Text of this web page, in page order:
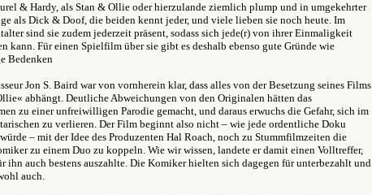
& Hardy, als Stan & Ollie oder hierzulande ziemlich plump und in umgekehrter
als Dick & Doof, die beiden kennt jeder, und viele lieben sie noch heute. Im
sind sie zudem jederzeit präsent, sodass sich jede(r) von ihrer Einmaligkeit
kann. Für einen Spielfilm über sie gibt es deshalb ebenso gute Gründe wie
Bedenken
Jon S. Baird war von vornherein klar, dass alles von der Besetzung seines Films
abhängt. Deutliche Abweichungen von den Originalen hätten das
zu einer unfreiwilligen Parodie gemacht, und daraus erwuchs die Gefahr, sich im
zu verlieren. Der Film beginnt also nicht – wie jede ordentliche Doku
– mit der Idee des Produzenten Hal Roach, noch zu Stummfilmzeiten die
zu einem Duo zu koppeln. Wie wir wissen, landete er damit einen Volltreffer,
ihn auch bestens auszahlte. Die Komiker hielten sich dagegen für unterbezahlt und
auch.